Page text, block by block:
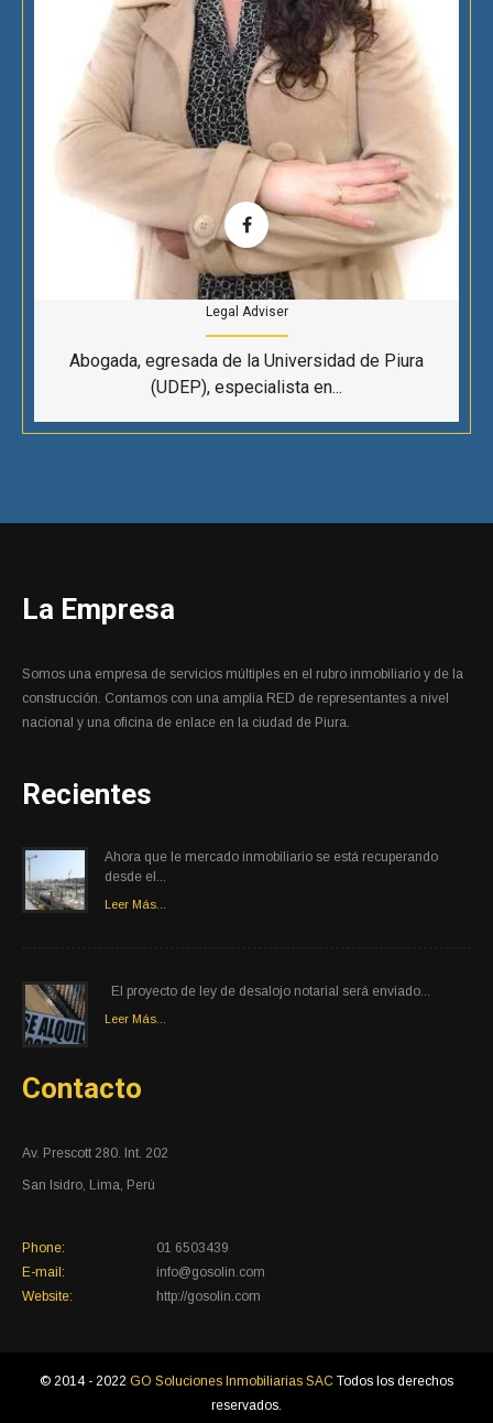
Legal Adviser
Abogada, egresada de la Universidad de Piura
(UDEP), especialista en...
La Empresa
Somos una empresa de servicios múltiples en el rubro inmobiliario y de la
construcción. Contamos con una amplia RED de representantes a nivel
nacional y una oficina de enlace en la ciudad de Piura.
Recientes
Ahora que le mercado inmobiliario se está recuperando
desde el...
Leer Más...
El proyecto de ley de desalojo notarial será enviado...
Leer Más...
Contacto
Av. Prescott 280. Int. 202
San Isidro, Lima, Perú
Phone:
01 6503439
E-mail:
info@gosolin.com
Website:
http://gosolin.com
© 2014 - 2022 GO Soluciones Inmobiliarias SAC Todos los derechos
reservados.